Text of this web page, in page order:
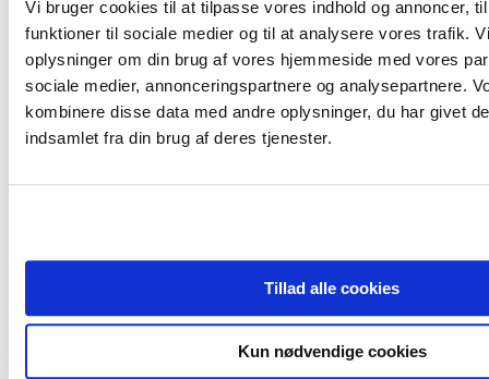
Vi bruger cookies til at tilpasse vores indhold og annoncer,
funktioner til sociale medier og til at analysere vores trafik.
oplysninger om din brug af vores hjemmeside med vores
sociale medier, annonceringspartnere og analysepartnere.
kombinere disse data med andre oplysninger, du har givet
indsamlet fra din brug af deres tjenester.
Tillad alle cookies
Kun nødvendige cookies
Da workshoppens deltagere før oplægget blev spurgt, om
samarbejdsrelationen i deres bestyrelse har været et punkt på
dagsordenen, svarede 24 ja, mens 18 svarede nej. Da deltagerne
efter oplægget blev spurgt, om værdiskabelsen i bestyrelsen ville
blive styrket, hvis de kunne styrke deres samarbejdsrelationer, så
svarede 39 ja, mens 5 svarede nej.
god bestyrelse kræver en forståelse for hvert bestyrelsesmedlems
kompetencer og det enkelte medlems interesser. En sådan forståelse
kan opnås i en samtale mellem bestyrelsesmedlemmet og
bestyrelsens formand – også kaldet bestyrelsesudviklings-samtaler